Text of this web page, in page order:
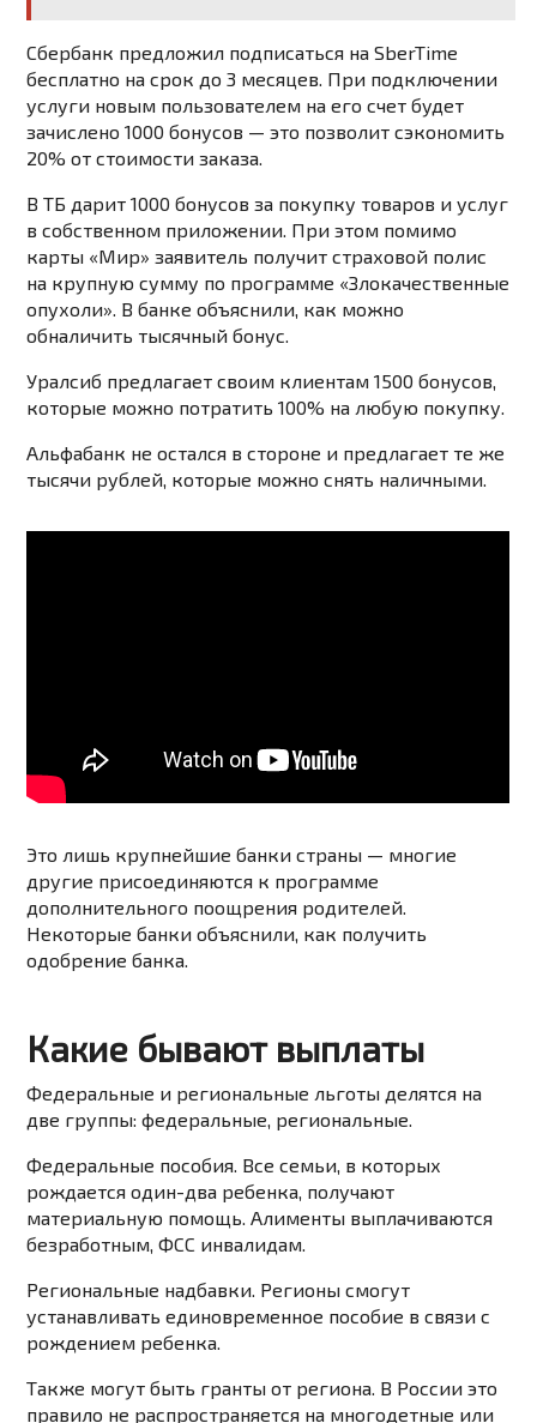
Сбербанк предложил подписаться на SberTime
бесплатно на срок до 3 месяцев. При подключении
услуги новым пользователем на его счет будет
зачислено 1000 бонусов — это позволит сэкономить
20% от стоимости заказа.
В ТБ дарит 1000 бонусов за покупку товаров и услуг
в собственном приложении. При этом помимо
карты «Мир» заявитель получит страховой полис
на крупную сумму по программе «Злокачественные
опухоли». В банке объяснили, как можно
обналичить тысячный бонус.
Уралсиб предлагает своим клиентам 1500 бонусов,
которые можно потратить 100% на любую покупку.
Альфабанк не остался в стороне и предлагает те же
тысячи рублей, которые можно снять наличными.
Это лишь крупнейшие банки страны — многие
другие присоединяются к программе
дополнительного поощрения родителей.
Некоторые банки объяснили, как получить
одобрение банка.
Какие бывают выплаты
Федеральные и региональные льготы делятся на
две группы: федеральные, региональные.
Федеральные пособия. Все семьи, в которых
рождается один-два ребенка, получают
материальную помощь. Алименты выплачиваются
безработным, ФСС инвалидам.
Региональные надбавки. Регионы смогут
устанавливать единовременное пособие в связи с
рождением ребенка.
Также могут быть гранты от региона. В России это
правило не распространяется на многодетные или